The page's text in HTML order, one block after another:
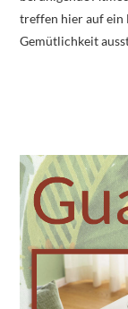
treffen hier auf ein
Gemütlichkeit